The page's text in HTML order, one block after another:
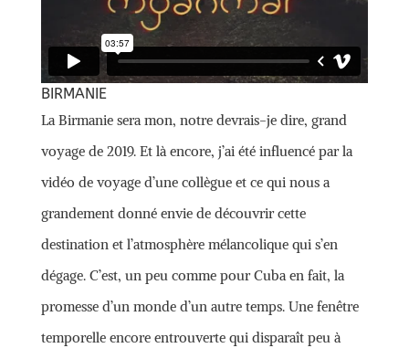
BIRMANIE
La Birmanie sera mon, notre devrais-je dire, grand
voyage de 2019. Et là encore, j’ai été influencé par la
vidéo de voyage d’une collègue et ce qui nous a
grandement donné envie de découvrir cette
destination et l’atmosphère mélancolique qui s’en
dégage. C’est, un peu comme pour Cuba en fait, la
promesse d’un monde d’un autre temps. Une fenêtre
temporelle encore entrouverte qui disparaît peu à